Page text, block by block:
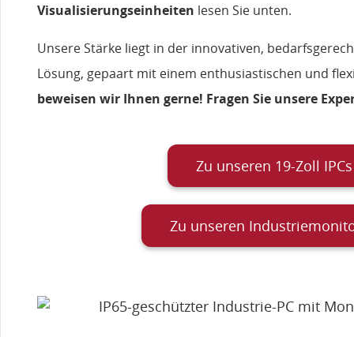
Visualisierungseinheiten lesen Sie unten.
Unsere Stärke liegt in der innovativen,
Lösung, gepaart mit einem enthusiastischen und
beweisen wir Ihnen gerne! Fragen Sie unsere
Zu unseren 19-Zoll IPCs
Zu unseren